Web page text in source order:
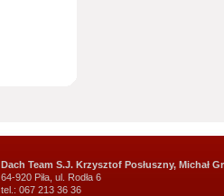
Dach Team S.J. Krzysztof Posłuszny, Michał
64-920 Piła, ul. Rodła 6
tel.: 067 213 36 36